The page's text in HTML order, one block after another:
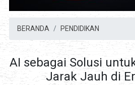
BERANDA PENDIDIKAN
AI sebagai Solusi
Jarak Jauh di